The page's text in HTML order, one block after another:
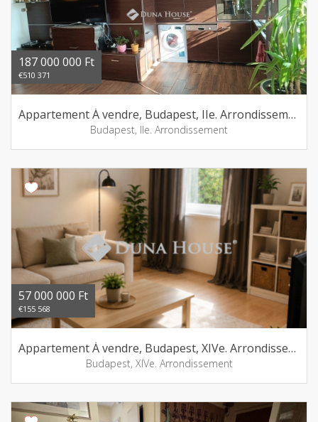
187 000 000 Ft
€510 371
Appartement Á vendre, Budapest, IIe. Arrondissement
Budapest, IIe. Arrondissement
57 000 000 Ft
€155 568
Appartement Á vendre, Budapest, XIVe. Arrondissement
Budapest, XIVe. Arrondissement